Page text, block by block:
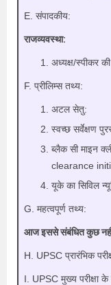
E. संपादकीय:
राजव्यवस्था:
अध्यक्ष/स्पीकर
F. प्रीलिम्स तथ्य:
अटल सेतु:
स्वच्छ सर्वेक्षण
ब्लैक सी माइन
clearance
यूके का सिविल
G. महत्वपूर्ण तथ्य:
आज इससे संबंधित कुछ
H. UPSC प्रारंभिक
I. UPSC मुख्य परीक्षा